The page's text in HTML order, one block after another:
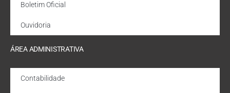
Boletim Oficial
Ouvidoria
ÁREA ADMINISTRATIVA
Contabilidade